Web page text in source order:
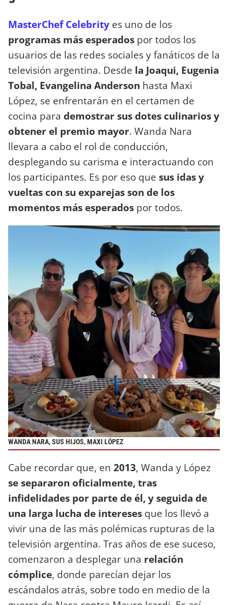
MasterChef Celebrity es uno de los
programas más esperados por todos los
usuarios de las redes sociales y fanáticos de la
televisión argentina. Desde la Joaqui, Eugenia
Tobal, Evangelina Anderson hasta Maxi
López, se enfrentarán en el certamen de
cocina para demostrar sus dotes culinarios y
obtener el premio mayor. Wanda Nara
llevara a cabo el rol de conducción,
desplegando su carisma e interactuando con
los participantes. Es por eso que sus idas y
vueltas con su exparejas son de los
momentos más esperados por todos.
WANDA NARA, SUS HIJOS, MAXI LÓPEZ
Cabe recordar que, en 2013, Wanda y López
se separaron oficialmente, tras
infidelidades por parte de él, y seguida de
una larga lucha de intereses que los llevó a
vivir una de las más polémicas rupturas de la
televisión argentina. Tras años de ese suceso,
comenzaron a desplegar una relación
cómplice, donde parecían dejar los
escándalos atrás, sobre todo en medio de la